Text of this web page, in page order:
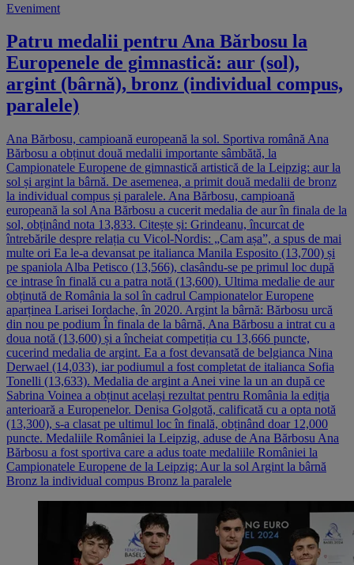
Eveniment
Patru medalii pentru Ana Bărbosu la
Europenele de gimnastică: aur (sol),
argint (bârnă), bronz (individual compus,
paralele)
Ana Bărbosu, campioană europeană la sol. Sportiva română Ana
Bărbosu a obținut două medalii importante sâmbătă, la
Campionatele Europene de gimnastică artistică de la Leipzig: aur la
sol și argint la bârnă. De asemenea, a primit două medalii de bronz
la individual compus și paralele. Ana Bărbosu, campioană
europeană la sol Ana Bărbosu a cucerit medalia de aur în finala de la
sol, obținând nota 13,833. Citește și: Grindeanu, încurcat de
întrebările despre relația cu Vicol-Nordis: „Cam așa”, a spus de mai
multe ori Ea le-a devansat pe italianca Manila Esposito (13,700) și
pe spaniola Alba Petisco (13,566), clasându-se pe primul loc după
ce intrase în finală cu a patra notă (13,600). Ultima medalie de aur
obținută de România la sol în cadrul Campionatelor Europene
aparținea Larisei Iordache, în 2020. Argint la bârnă: Bărbosu urcă
din nou pe podium În finala de la bârnă, Ana Bărbosu a intrat cu a
doua notă (13,600) și a încheiat competiția cu 13,666 puncte,
cucerind medalia de argint. Ea a fost devansată de belgianca Nina
Derwael (14,033), iar podiumul a fost completat de italianca Sofia
Tonelli (13,633). Medalia de argint a Anei vine la un an după ce
Sabrina Voinea a obținut același rezultat pentru România la ediția
anterioară a Europenelor. Denisa Golgotă, calificată cu a opta notă
(13,300), s-a clasat pe ultimul loc în finală, obținând doar 12,000
puncte. Medaliile României la Leipzig, aduse de Ana Bărbosu Ana
Bărbosu a fost sportiva care a adus toate medaliile României la
Campionatele Europene de la Leipzig: Aur la sol Argint la bârnă
Bronz la individual compus Bronz la paralele